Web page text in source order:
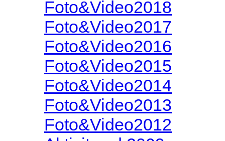
Foto&Video2018
Foto&Video2017
Foto&Video2016
Foto&Video2015
Foto&Video2014
Foto&Video2013
Foto&Video2012